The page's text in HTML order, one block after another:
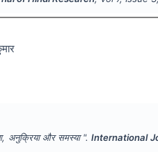
अनुक्रिया और समस्या ".International